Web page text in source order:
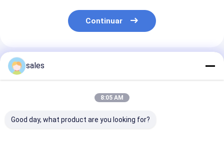
Continuar
Productos Recomendados
sales
8:05 AM
Good day, what product are you looking for?